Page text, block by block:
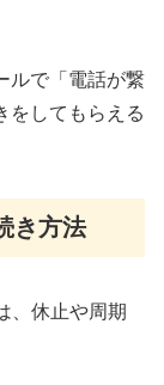
ルで「電話が繋
をしてもらえる
き方法
、休止や周期